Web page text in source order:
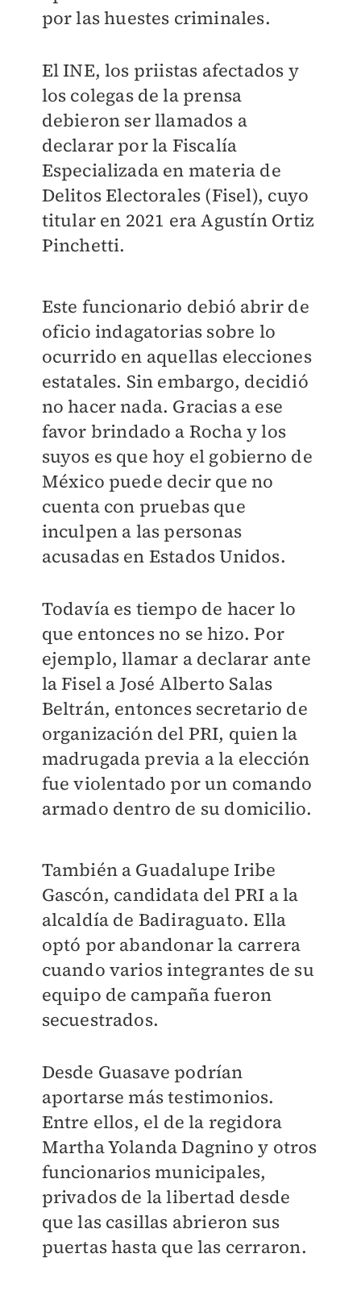
por las huestes criminales.
El INE, los priistas afectados y
los colegas de la prensa
debieron ser llamados a
declarar por la Fiscalía
Especializada en materia de
Delitos Electorales (Fisel), cuyo
titular en 2021 era Agustín Ortiz
Pinchetti.
Este funcionario debió abrir de
oficio indagatorias sobre lo
ocurrido en aquellas elecciones
estatales. Sin embargo, decidió
no hacer nada. Gracias a ese
favor brindado a Rocha y los
suyos es que hoy el gobierno de
México puede decir que no
cuenta con pruebas que
inculpen a las personas
acusadas en Estados Unidos.
Todavía es tiempo de hacer lo
que entonces no se hizo. Por
ejemplo, llamar a declarar ante
la Fisel a José Alberto Salas
Beltrán, entonces secretario de
organización del PRI, quien la
madrugada previa a la elección
fue violentado por un comando
armado dentro de su domicilio.
También a Guadalupe Iribe
Gascón, candidata del PRI a la
alcaldía de Badiraguato. Ella
optó por abandonar la carrera
cuando varios integrantes de su
equipo de campaña fueron
secuestrados.
Desde Guasave podrían
aportarse más testimonios.
Entre ellos, el de la regidora
Martha Yolanda Dagnino y otros
funcionarios municipales,
privados de la libertad desde
que las casillas abrieron sus
puertas hasta que las cerraron.